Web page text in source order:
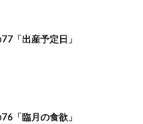
「出産予定日」
「臨月の食欲」